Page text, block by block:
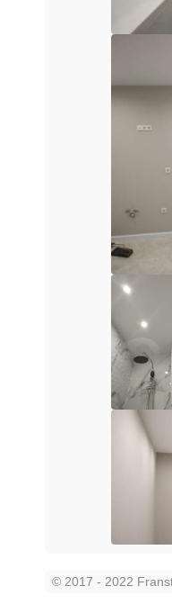
© 2017 - 2022